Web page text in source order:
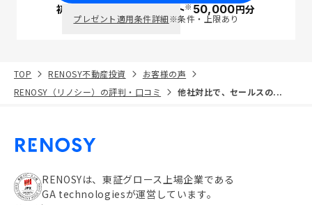
初回面談で ポイント※50,000円分
プレゼント適用条件詳細※条件・上限あり
TOP RENOSY不動産投資
お客様の声
RENOSY（リノシー）の評判・口コミ
他社対比で、セールスの...
RENOSYは、東証グロース上場企業である
GA technologiesが運営しています。